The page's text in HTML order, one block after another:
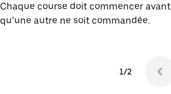
Chaque course doit commencer avant
qu’une autre ne soit commandée.
1/2